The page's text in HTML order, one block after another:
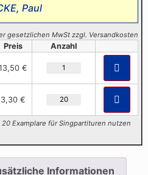
Paul
gesetzlichen MwSt zzgl. Versandkosten
Preis Anzahl
€
3,30 €
Examplare für Singpartituren nutzen
Informationen